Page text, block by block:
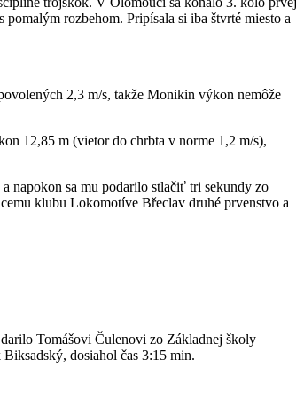
rozbehom. Pripísala si iba štvrté miesto a
2,3 m/s, takže Monikin výkon nemôže
12,85 m (vietor do chrbta v norme 1,2 m/s),
napokon sa mu podarilo stlačiť tri sekundy zo
klubu Lokomotíve Břeclav druhé prvenstvo a
Tomášovi Čulenovi zo Základnej školy
dosiahol čas 3:15 min.